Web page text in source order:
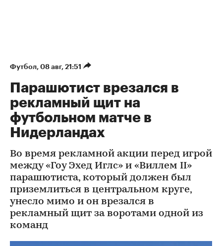
Футбол 08 авг, 21:51
Парашютист врезался в
рекламный щит на
футбольном матче в
Нидерландах
Во время рекламной акции перед игрой
между «Гоу Эхед Иглс» и «Виллем II»
парашютиста, который должен был
приземлиться в центральном круге,
унесло мимо и он врезался в
рекламный щит за воротами одной из
команд